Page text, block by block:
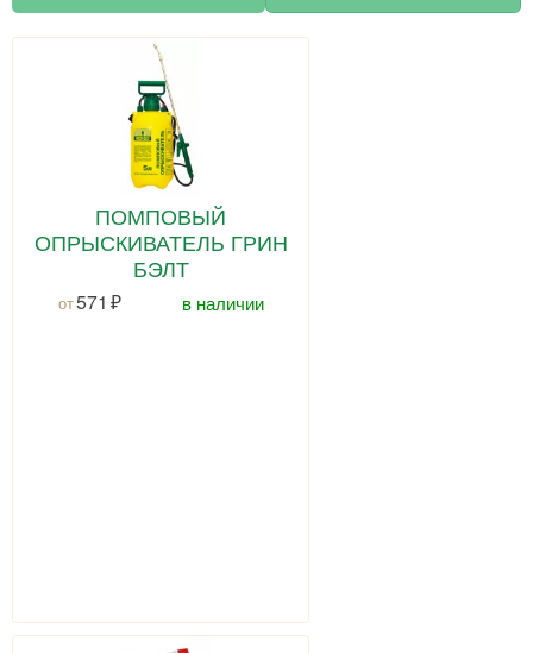
ПОМПОВЫЙ
ОПРЫСКИВАТЕЛЬ ГРИН
БЭЛТ
571 в наличии